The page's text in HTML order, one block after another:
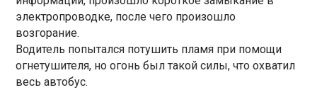
электропроводке, после чего произошло
возгорание.
Водитель попытался потушить пламя при помощи
огнетушителя, но огонь был такой силы, что охватил
весь автобус.